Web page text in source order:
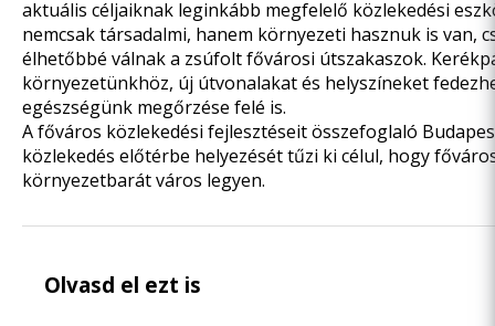
aktuális céljaiknak leginkább megfelelő közlekedési
nemcsak társadalmi, hanem környezeti hasznuk is van,
élhetőbbé válnak a zsúfolt fővárosi útszakaszok.
környezetünkhöz, új útvonalakat és helyszíneket
egészségünk megőrzése felé is.
A főváros közlekedési fejlesztéseit összefoglaló
közlekedés előtérbe helyezését tűzi ki célul, hogy
környezetbarát város legyen.
Olvasd el ezt is